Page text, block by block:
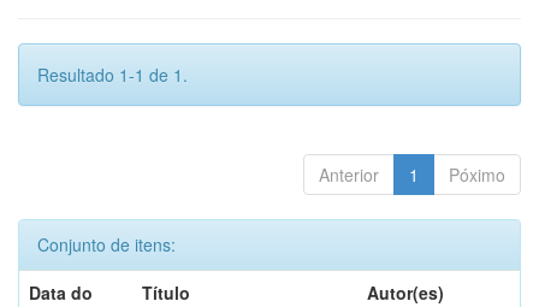
Resultado 1-1 de 1.
Anterior 1 Póximo
Conjunto de itens:
Data do
Título Autor(es)